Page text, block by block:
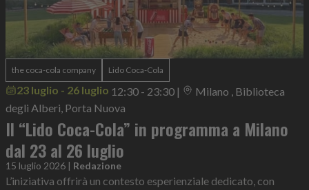
the coca-cola company Lido Coca-Cola
23 luglio - 26 luglio 12:30 - 23:30 |
Milano , Biblioteca
degli Alberi, Porta Nuova
Il “Lido Coca-Cola” in programma a Milano
dal 23 al 26 luglio
15 luglio 2026 | Redazione
L’iniziativa offrirà un contesto esperienziale dedicato, con